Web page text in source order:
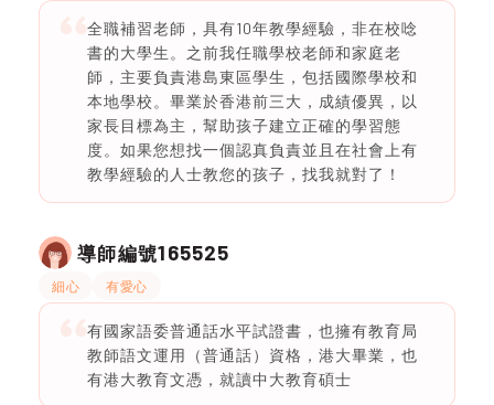
全職補習老師，具有10年教學經驗，非在校唸
書的大學生。之前我任職學校老師和家庭老
師，主要負責港島東區學生，包括國際學校和
本地學校。畢業於香港前三大，成績優異，以
家長目標為主，幫助孩子建立正確的學習態
度。如果您想找一個認真負責並且在社會上有
教學經驗的人士教您的孩子，找我就對了！
導師編號165525
細心 有愛心
有國家語委普通話水平試證書，也擁有教育局
教師語文運用（普通話）資格，港大畢業，也
有港大教育文憑，就讀中大教育碩士